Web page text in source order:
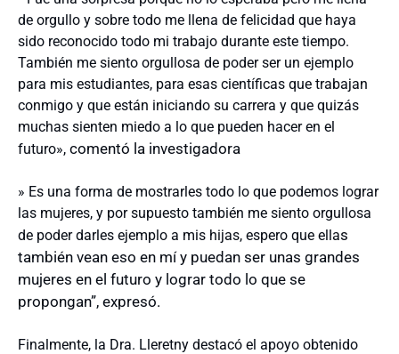
de orgullo y sobre todo me llena de felicidad que haya
sido reconocido todo mi trabajo durante este tiempo.
También me siento orgullosa de poder ser un ejemplo
para mis estudiantes, para esas científicas que trabajan
conmigo y que están iniciando su carrera y que quizás
muchas sienten miedo a lo que pueden hacer en el
futuro», comentó la investigadora
» Es una forma de mostrarles todo lo que podemos lograr
las mujeres, y por supuesto también me siento orgullosa
de poder darles ejemplo a mis hijas, espero que ellas
también vean eso en mí y puedan ser unas grandes
mujeres en el futuro y lograr todo lo que se
propongan”, expresó.
Finalmente, la Dra. Lleretny destacó el apoyo obtenido